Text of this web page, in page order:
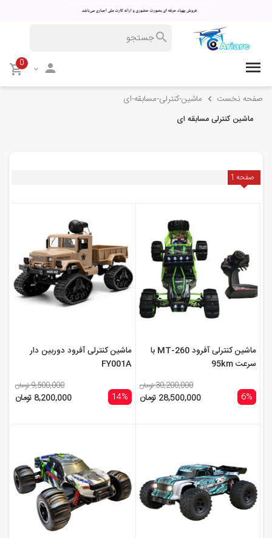
0
صفحه نخست ماشین-کنترلی-مسابقه-ای
ماشین کنترلی مسابقه ای
صفحه 1
ماشین کنترلی آفرود MT-260 با
سرعت 95km
6%
30,200,000 تومان
28,500,000 تومان
ماشین کنترلی آفرود دوربین دار
FY001A
14%
9,500,000 تومان
8,200,000 تومان